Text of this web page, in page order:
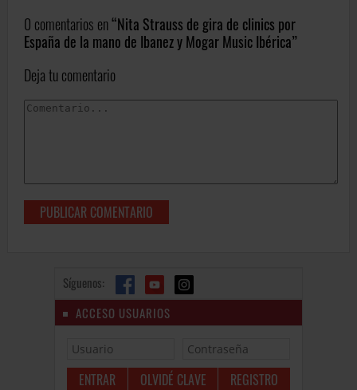
0 comentarios en Nita Strauss de gira de clinics por
España de la mano de Ibanez y Mogar Music Ibérica
Deja tu comentario
Síguenos:
ACCESO USUARIOS
OLVIDÉ CLAVE REGISTRO